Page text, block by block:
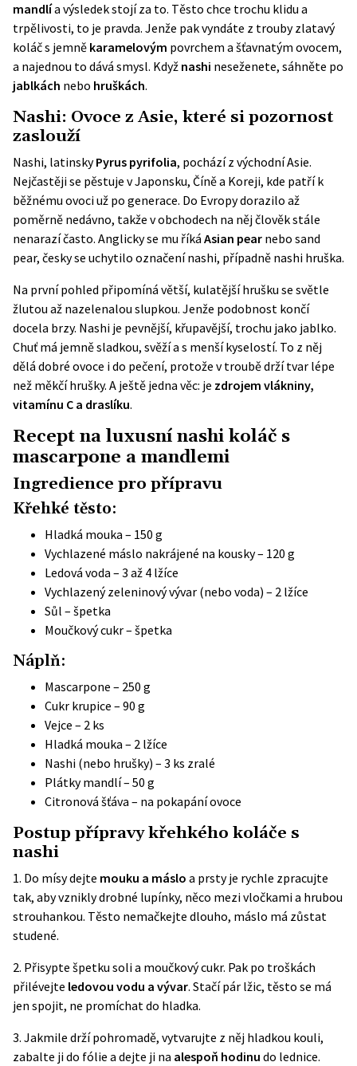
mandlía výsledek stojí za to. Těsto chce trochu klidu a
trpělivosti, to je pravda. Jenže pak vyndáte z trouby zlatavý
koláč s jemně karamelovým povrchem a šťavnatým ovocem,
a najednou to dává smysl. Když nashi neseženete, sáhněte po
jablkách nebo hruškách.
Nashi: Ovoce z Asie, které si pozornost
zaslouží
Nashi, latinskyPyrus pyrifolia, pochází z východní Asie.
Nejčastěji se pěstuje v Japonsku, Číně a Koreji, kde patří k
běžnému ovoci už po generace. Do Evropy dorazilo až
poměrně nedávno, takže v obchodech na něj člověk stále
nenarazí často. Anglicky se mu říká Asian pear nebo sand
pear, česky se uchytilo označení nashi, případně nashi hruška.
Na první pohled připomíná větší, kulatější hrušku se světle
žlutou až nazelenalou slupkou. Jenže podobnost končí
docela brzy. Nashi je pevnější, křupavější, trochu jako jablko.
Chuť má jemně sladkou, svěží a s menší kyselostí. To z něj
dělá dobré ovoce i do pečení, protože v troubě drží tvar lépe
než měkčí hrušky. A ještě jedna věc: je zdrojem vlákniny,
vitamínu C a draslíku.
Recept na luxusní nashi koláč s
mascarpone a mandlemi
Ingredience pro přípravu
Křehké těsto:
Hladká mouka – 150 g
Vychlazené máslo nakrájené na kousky – 120 g
Ledová voda – 3 až 4 lžíce
Vychlazený zeleninový vývar (nebo voda) – 2 lžíce
Sůl – špetka
Moučkový cukr – špetka
Náplň:
Mascarpone – 250 g
Cukr krupice – 90 g
Vejce – 2 ks
Hladká mouka – 2 lžíce
Nashi (nebo hrušky) – 3 ks zralé
Plátky mandlí – 50 g
Citronová šťáva – na pokapání ovoce
Postup přípravy křehkého koláče s
nashi
1. Do mísy dejte mouku a máslo a prsty je rychle zpracujte
tak, aby vznikly drobné lupínky, něco mezi vločkami a hrubou
strouhankou. Těsto nemačkejte dlouho, máslo má zůstat
studené.
2. Přisypte špetku soli a moučkový cukr. Pak po troškách
přilévejte ledovou vodu a vývar. Stačí pár lžic, těsto se má
jen spojit, ne promíchat do hladka.
3. Jakmile drží pohromadě, vytvarujte z něj hladkou kouli,
zabalte ji do fólie a dejte ji na alespoň hodinu do lednice.